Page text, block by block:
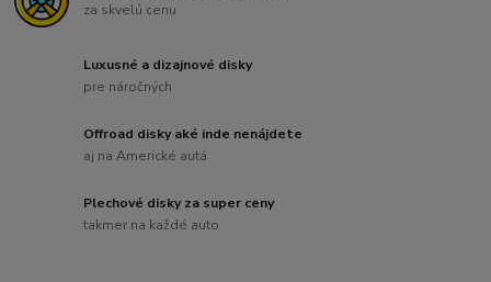
za skvelú cenu
Luxusné a dizajnové disky
pre náročných
Offroad disky aké inde nenájdete
aj na Americké autá
Plechové disky za super ceny
takmer na každé auto